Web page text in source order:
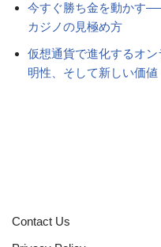
今すぐ勝ち金を動かす
カジノの見極め方
仮想通貨で進化するオ
明性、そして新しい価値
Contact Us